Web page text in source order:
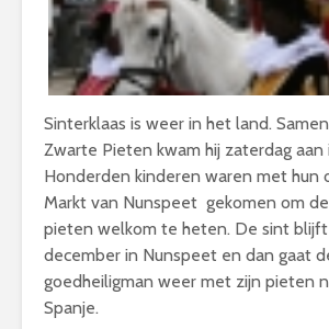
Sinterklaas is weer in het land.
Zwarte Pieten kwam hij zaterdag aan
Honderden kinderen waren met hun
Markt van Nunspeet gekomen om
pieten welkom te heten. De sint
december in Nunspeet en dan gaat
goedheiligman weer met zijn pieten
Spanje.